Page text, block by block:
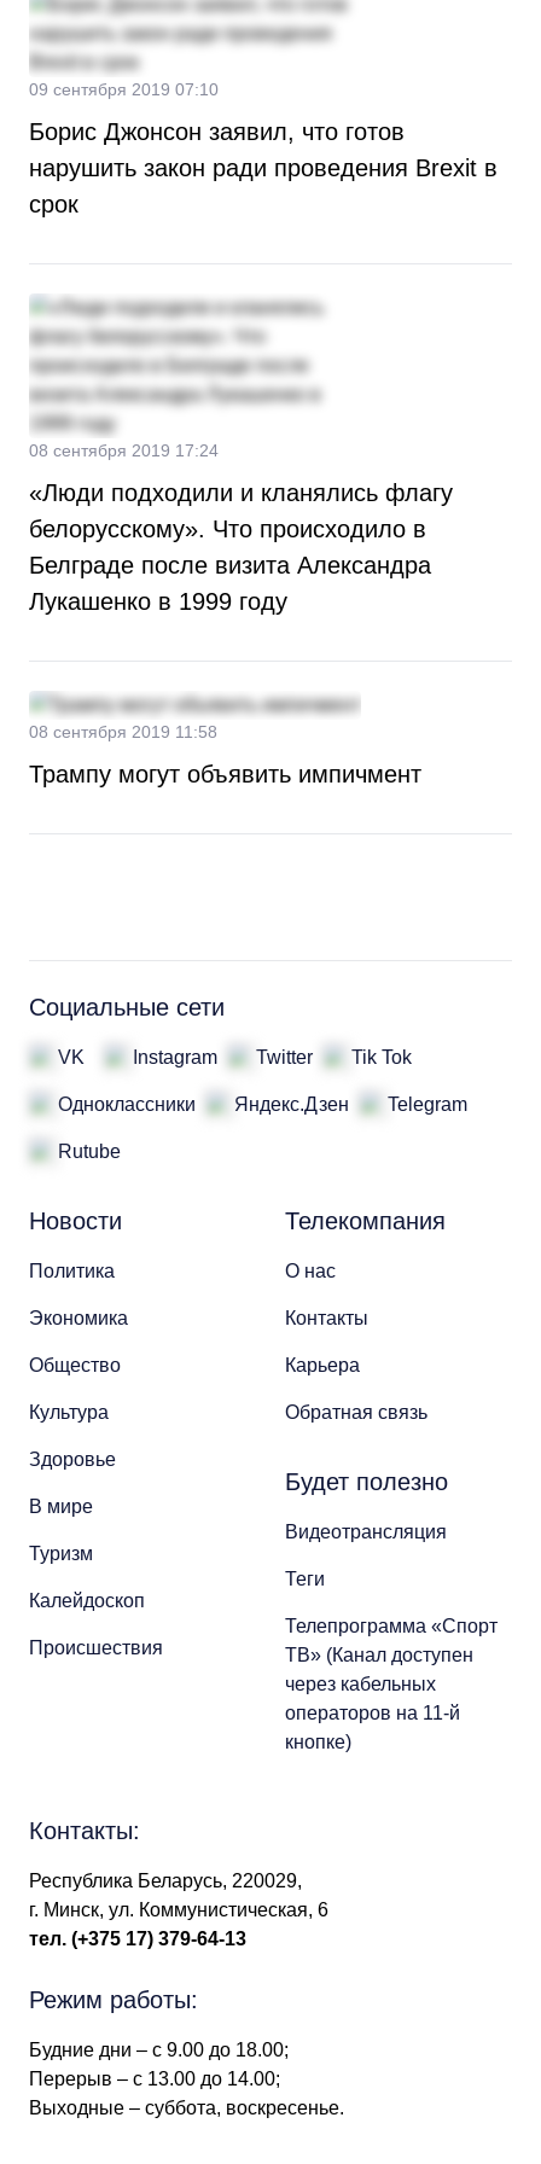
09 сентября 2019 07:10
Борис Джонсон заявил, что готов
нарушить закон ради проведения Brexit в
срок
08 сентября 2019 17:24
«Люди подходили и кланялись флагу
белорусскому». Что происходило в
Белграде после визита Александра
Лукашенко в 1999 году
08 сентября 2019 11:58
Трампу могут объявить импичмент
Новости
Политика
Экономика
Общество
Культура
Здоровье
В мире
Туризм
Калейдоскоп
Происшествия
Телекомпания
О нас
Контакты
Карьера
Обратная связь
Будет полезно
Видеотрансляция
Теги
Телепрограмма «Спорт
ТВ» (Канал доступен
через кабельных
операторов на 11-й
кнопке)
Социальные сети
VK Instagram Twitter Tik Tok
Одноклассники Яндекс.Дзен Telegram
Rutube
Контакты:
Республика Беларусь, 220029,
г. Минск, ул. Коммунистическая, 6
тел. (+375 17) 379-64-13
Режим работы:
Будние дни – с 9.00 до 18.00;
Перерыв – с 13.00 до 14.00;
Выходные – суббота, воскресенье.